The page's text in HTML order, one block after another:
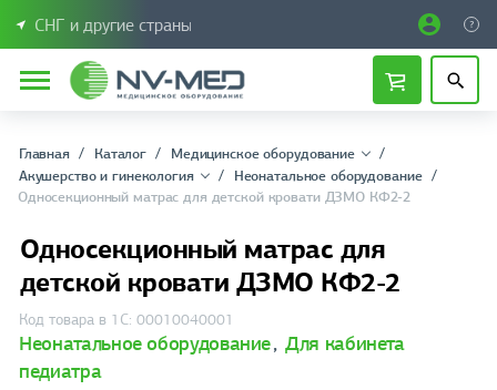
СНГ и другие страны
Главная Каталог
Медицинское оборудование
Акушерство и гинекология
Неонатальное оборудование
Односекционный матрас для детской кровати ДЗМО КФ2-2
Односекционный матрас для
детской кровати ДЗМО КФ2-2
Код товара в 1С: 00010040001
Неонатальное оборудование, Для кабинета
педиатра